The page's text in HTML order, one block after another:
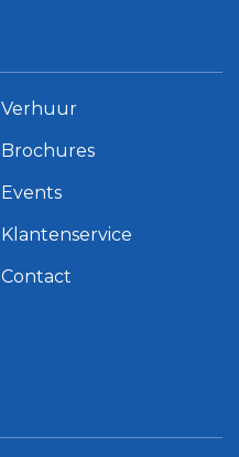
Verhuur
Brochures
Events
Klantenservice
Contact